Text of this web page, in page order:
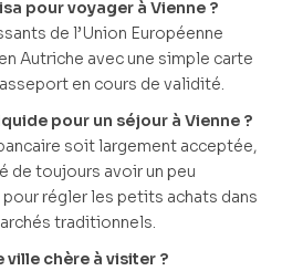
pour voyager à Vienne ?
de l’Union Européenne
Autriche avec une simple carte
en cours de validité.
pour un séjour à Vienne ?
soit largement acceptée,
de toujours avoir un peu
pour régler les petits achats dans
traditionnels.
ville chère à visiter ?